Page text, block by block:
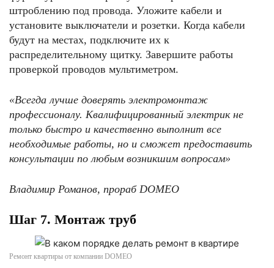
штроблению под провода. Уложите кабели и
установите выключатели и розетки. Когда кабели
будут на местах, подключите их к
распределительному щитку. Завершите работы
проверкой проводов мультиметром.
«Всегда лучше доверять электромонтаж
профессионалу. Квалифицированный электрик не
только быстро и качественно выполнит все
необходимые работы, но и сможет предоставить
консультации по любым возникшим вопросам»
Владимир Романов, прораб DOMEO
Шаг 7. Монтаж труб
Ремонт квартиры от компании DOMEO